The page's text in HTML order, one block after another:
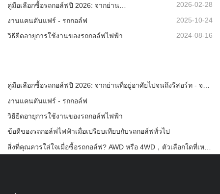
2026-02-28
งานแคนตันแฟร์ - รถกอล์ฟ 2025-10-24
วิธียืดอายุการใช้งานของรถกอล์ฟไฟฟ้า 2024-08-16
คู่มือเลือกซื้อรถกอล์ฟปี 2026: จากย่านที่อยู่อาศัยไปจนถึงรีสอร์ท - จะเลือกยานพาหนะอเนกประสงค์ที่เหมาะสมได้อย่างไร?
งานแคนตันแฟร์ - รถกอล์ฟ
วิธียืดอายุการใช้งานของรถกอล์ฟไฟฟ้า
ข้อดีของรถกอล์ฟไฟฟ้าเมื่อเปรียบเทียบกับรถกอล์ฟทั่วไป